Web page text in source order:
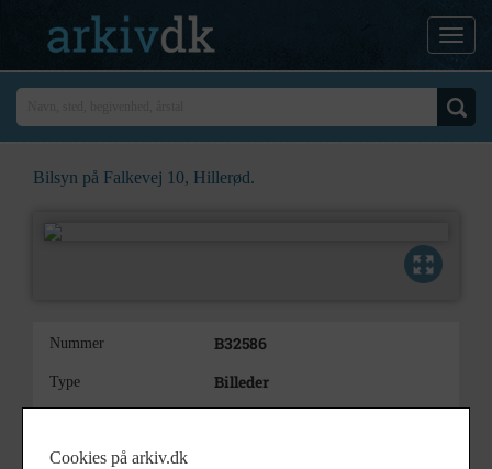
Bilsyn på Falkevej 10, Hillerød.
Nummer B32586
Type Billeder
Cookies på arkiv.dk